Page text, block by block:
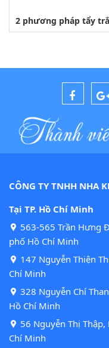
2 phương pháp tẩy
CÔNG TY TNHH NHA
Tại TP. Hồ Chí Minh
563-565 Trần Hưng
phố Hồ Chí Minh
147 Nguyễn Thiện
Chí Minh
328 Nguyễn Chí
Hồ Chí Minh
56 Nguyễn Thị
Chí Minh